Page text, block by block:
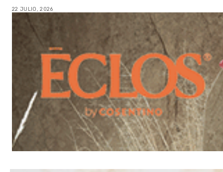
22 JULIO, 2026